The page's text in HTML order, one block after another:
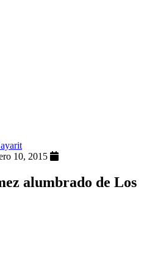
10, 2015
alumbrado de Los